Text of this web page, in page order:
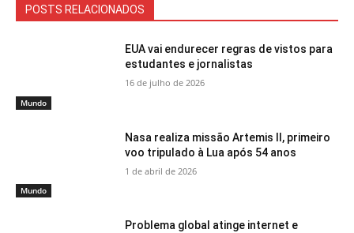
POSTS RELACIONADOS
Mundo
EUA vai endurecer regras de vistos para
estudantes e jornalistas
16 de julho de 2026
Mundo
Nasa realiza missão Artemis II, primeiro
voo tripulado à Lua após 54 anos
1 de abril de 2026
Problema global atinge internet e